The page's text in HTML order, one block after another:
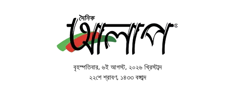
Alap
বৃহস্পতিবার, ৬ই আগস্ট, ২০২৬ খ্রিস্টাব্দ
২২শে শ্রাবণ, ১৪৩৩ বঙ্গাব্দ